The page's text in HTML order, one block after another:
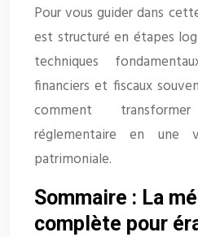
Pour vous guider dans
est structuré en étapes
techniques
financiers et fiscaux
comment
réglementaire en une
patrimoniale.
Sommaire : La
complète pour